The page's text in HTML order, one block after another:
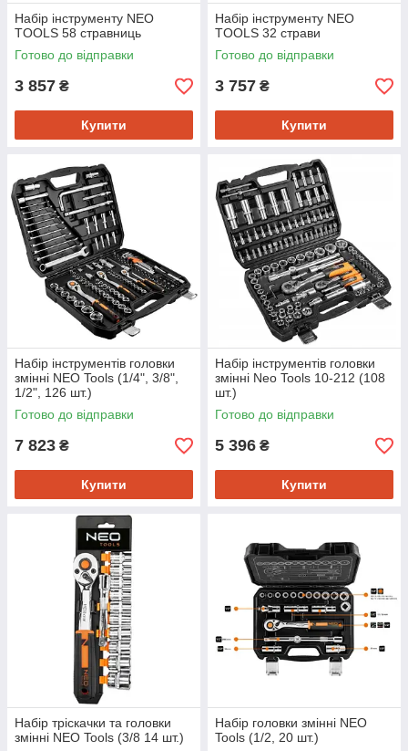
Набір інструменту NEO
TOOLS 58 стравниць
Готово до відправки
3 857 ₴
Купити
Набір інструменту NEO
TOOLS 32 страви
Готово до відправки
3 757 ₴
Купити
Набір інструментів головки
змінні NEO Tools (1/4", 3/8",
1/2", 126 шт.)
Готово до відправки
7 823 ₴
Купити
Набір інструментів головки
змінні Neo Tools 10-212 (108
шт.)
Готово до відправки
5 396 ₴
Купити
Набір тріскачки та головки
змінні NEO Tools (3/8 14 шт.)
Набір головки змінні NEO
Tools (1/2, 20 шт.)